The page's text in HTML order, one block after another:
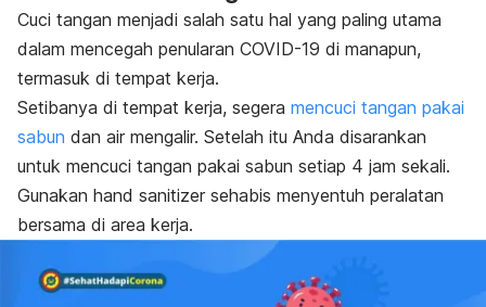
Cuci tangan menjadi salah satu hal yang paling utama
dalam mencegah penularan COVID-19 di manapun,
termasuk di tempat kerja.
Setibanya di tempat kerja, segera mencuci tangan pakai
sabun dan air mengalir. Setelah itu Anda disarankan
untuk mencuci tangan pakai sabun setiap 4 jam sekali.
Gunakan hand sanitizer sehabis menyentuh peralatan
bersama di area kerja.